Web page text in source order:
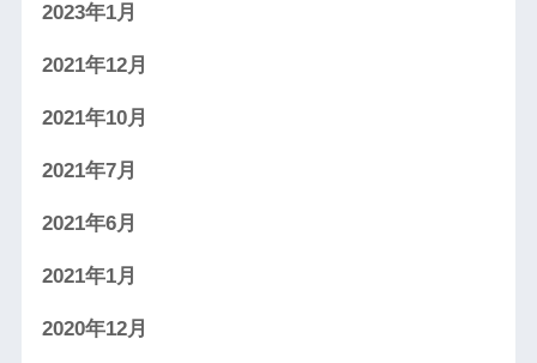
2023年1月
2021年12月
2021年10月
2021年7月
2021年6月
2021年1月
2020年12月